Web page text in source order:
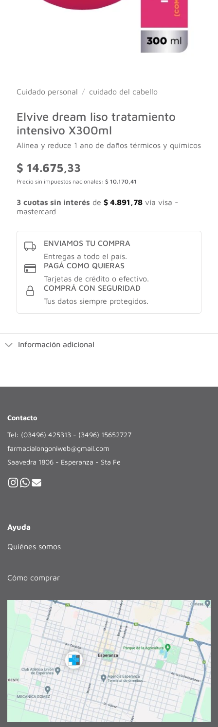
Cuidado personal / cuidado del cabello
Elvive dream liso tratamiento
intensivo X300ml
Alinea y reduce 1 ano de daños térmicos y químicos
$ 14.675,33
Precio sin impuestos nacionales: $ 10.170,41
3 cuotas sin interés de $4.891,78vía visa -
mastercard
ENVIAMOS TU COMPRA
Entregas a todo el país.
PAGÁ COMO QUIERAS
Tarjetas de crédito o efectivo.
COMPRÁ CON SEGURIDAD
Tus datos siempre protegidos.
Información adicional
Contacto
Tel: (03496) 425313 - (3496) 15652727
farmacialongoniweb@gmail.com
Saavedra 1806 - Esperanza - Sta Fe
Ayuda
Quiénes somos
Cómo comprar